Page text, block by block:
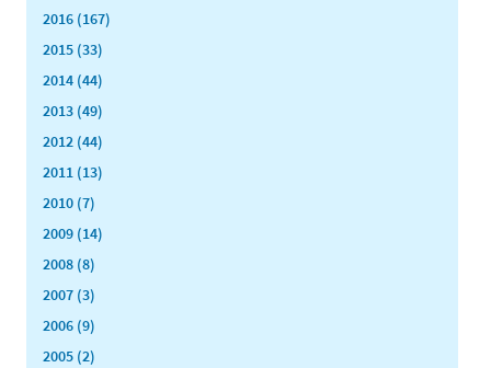
2016 (167)
2015 (33)
2014 (44)
2013 (49)
2012 (44)
2011 (13)
2010 (7)
2009 (14)
2008 (8)
2007 (3)
2006 (9)
2005 (2)